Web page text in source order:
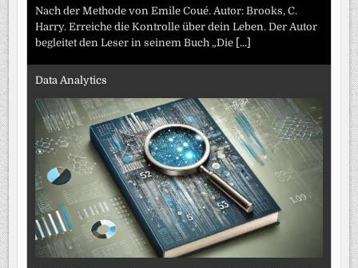
Nach der Methode von Emile Coué. Autor: Brooks, C.
Harry. Erreiche die Kontrolle über dein Leben. Der Autor
begleitet den Leser in seinem Buch „Die [...]
Data Analytics